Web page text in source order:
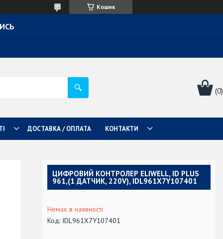
Кошик
ДОСТАВКА / ОПЛАТА КОНТАКТИ
ЦИФРОВИЙ КОНТРОЛЕР ELIWELL, ID PLUS
961,(1 ДАТЧИК, 220V), IDL961X7Y107401
Немає в наявності
Код: IDL961X7Y107401